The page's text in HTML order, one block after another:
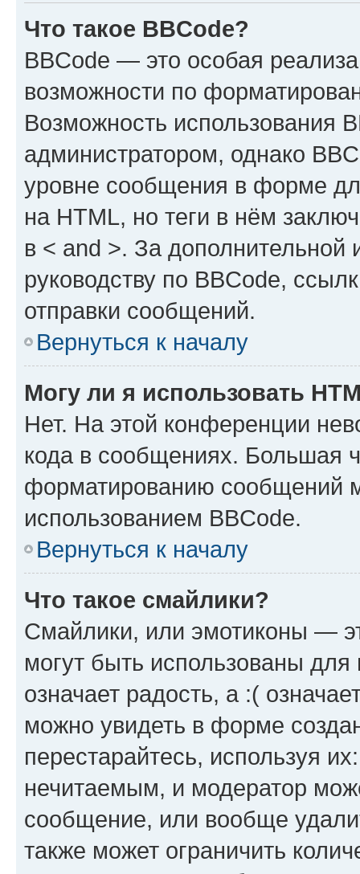
Что такое BBCode?
BBCode — это особая
возможности по
Возможность использования
администратором, однако
уровне сообщения в форме
на HTML, но теги в нём
в < and >. За
руководству по BBCode,
отправки сообщений.
Вернуться к началу
Могу ли я использовать
Нет. На этой конференции
кода в сообщениях. Большая
форматированию сообщений
использованием BBCode.
Вернуться к началу
Что такое смайлики?
Смайлики, или эмотиконы —
могут быть использованы
означает радость, а :(
можно увидеть в форме
перестарайтесь, используя
нечитаемым, и модератор
сообщение, или вообще
также может ограничить